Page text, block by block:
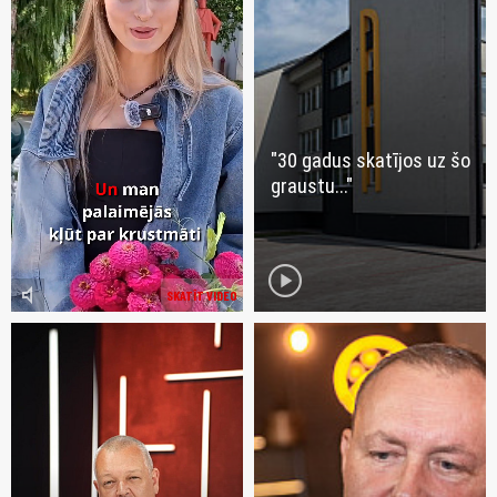
SKATĪT VIDEO
volume_mute
"30 gadus skatījos uz šo
graustu..."
play_circle